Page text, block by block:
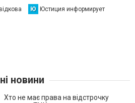
Ю Юстиция информирует
новини
Хто не має права на відстрочку